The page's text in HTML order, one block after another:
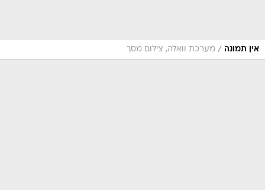
אין תמונה / מערכת וואלה, צילום מסך